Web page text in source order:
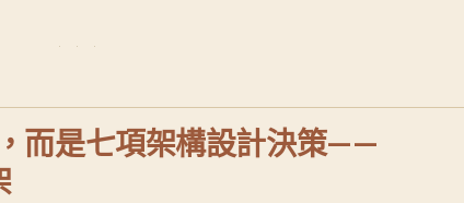
而是七項架構設計決策——